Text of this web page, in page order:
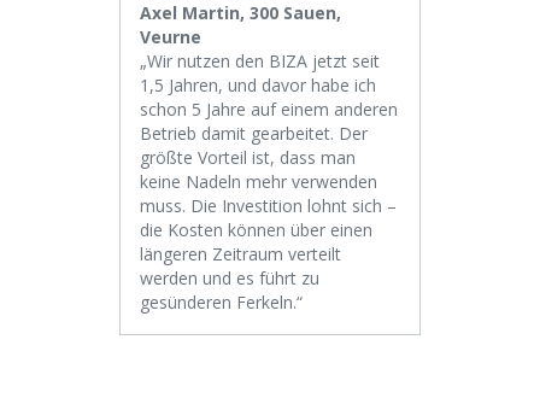
Axel Martin, 300 Sauen,
Veurne
„Wir nutzen den BIZA jetzt seit
1,5 Jahren, und davor habe ich
schon 5 Jahre auf einem anderen
Betrieb damit gearbeitet. Der
größte Vorteil ist, dass man
keine Nadeln mehr verwenden
muss. Die Investition lohnt sich –
die Kosten können über einen
längeren Zeitraum verteilt
werden und es führt zu
gesünderen Ferkeln.“